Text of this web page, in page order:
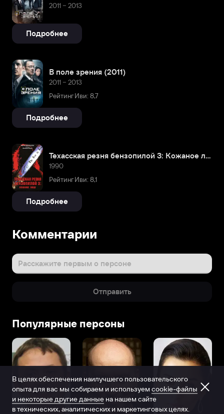
2011 – 2013
Подробнее
В поле зрения (2011)
2011 – 2013
Рейтинг Иви: 8,7
Подробнее
Техасская резня бензопилой 3: Кожаное лицо
1990
Рейтинг Иви: 8,1
Подробнее
Комментарии
Расскажите первым о персоне
Отправить
Популярные персоны
В целях обеспечения наилучшего пользовательского
опыта для вас мы собираем и используем cookie-файлы
и некоторые другие данные на нашем сайте
в технических, аналитических и маркетинговых целях.